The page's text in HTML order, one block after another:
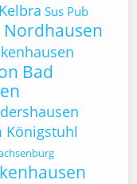
Sus Pub
Bad
Königstuhl